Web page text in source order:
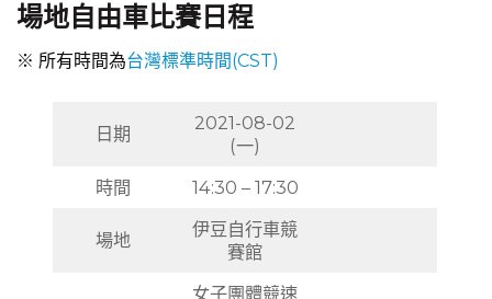
場地自由車比賽日程
※ 所有時間為台灣標準時間(CST)
日期
2021-08-02
(一)
時間
14:30 – 17:30
場地
伊豆自行車競
賽館
女子團體競速